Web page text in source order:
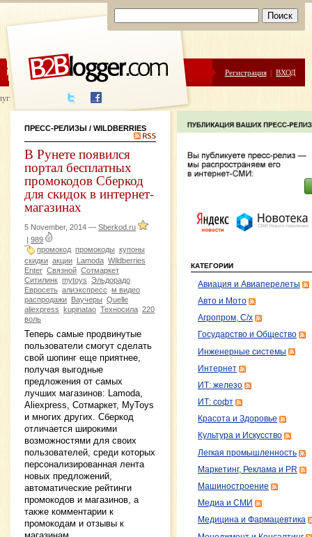
ЦЕНЫ ПОМОЩЬ Регистрация | ВХОД
написания
ПРЕСС-РЕЛИЗЫ / WILDBERRIES
В Рунете появился
портал бесплатных
промокодов Сберкод
для скидок в интернет-
магазинах
5 November, 2014 — Sberkod.ru
| 989
промокод промокоды купоны
скидки акции Lamoda Wildberries
Enter Связной Сотмаркет
Ситилинк mytoys Эльдорадо
Евросеть алиэкспресс м видео
распродажи Ваучеры Quelle
aliexpress kupinatao Техносила 220
воль
Теперь самые продвинутые
пользователи смогут сделать
свой шопинг еще приятнее,
получая выгодные
предложения от самых
лучших магазинов: Lamoda,
Aliexpress, Сотмаркет, MyToys
и многих других. Сберкод
отличается широкими
возможностями для своих
пользователей, среди которых
персонализированная лента
новых предложений,
автоматические рейтинги
промокодов и магазинов, а
также комментарии к
промокодам и отзывы к
КАТЕГОРИИ
Авиация и Авиаперелеты
Авто и Мото
Агропром, С/х
Государство и Общество
Инженерные системы
Интернет
ИТ: железо
ИТ: софт
Красота и Здоровье
Культура и Искусство
Легкая промышленность
Маркетинг, Реклама и PR
Машиностроение
Медиа и СМИ
Медицина и Фармацевтика